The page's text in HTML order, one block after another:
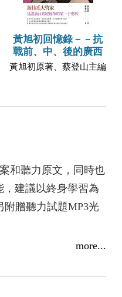
黃旭初回憶錄－－抗
戰前、中、後的廣西
黃旭初原著、蔡登山主編
和聽力原文，同時也
建議以終身學習為
附贈聽力試題MP3光
more...